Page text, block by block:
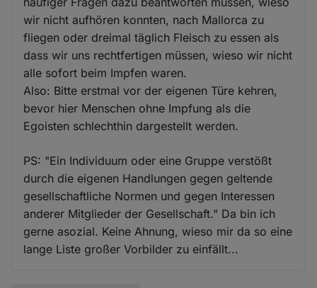
wir nicht aufhören konnten, nach Mallorca zu
fliegen oder dreimal täglich Fleisch zu essen als
dass wir uns rechtfertigen müssen, wieso wir nicht
alle sofort beim Impfen waren.
Also: Bitte erstmal vor der eigenen Türe kehren,
bevor hier Menschen ohne Impfung als die
Egoisten schlechthin dargestellt werden.
PS: "Ein Individuum oder eine Gruppe verstößt
durch die eigenen Handlungen gegen geltende
gesellschaftliche Normen und gegen Interessen
anderer Mitglieder der Gesellschaft." Da bin ich
gerne asozial. Keine Ahnung, wieso mir da so eine
lange Liste großer Vorbilder zu einfällt...